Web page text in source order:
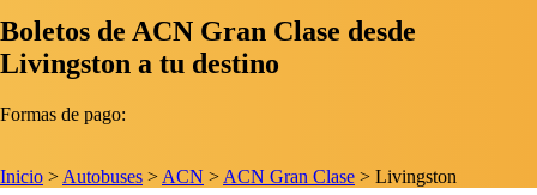
Boletos de ACN Gran Clase desde
Livingston a tu destino
Formas de pago:
Inicio > Autobuses > ACN > ACN Gran Clase > Livingston